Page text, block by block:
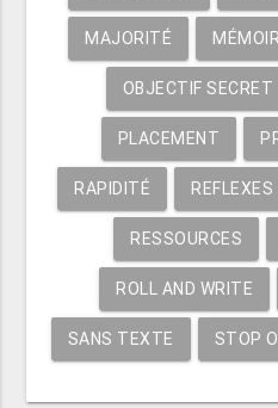
MAJORITÉ
OBJECTIF SECRET
PLACEMENT
RAPIDITÉ REFLEXES
RESSOURCES
ROLL AND WRITE
SANS TEXTE STOP